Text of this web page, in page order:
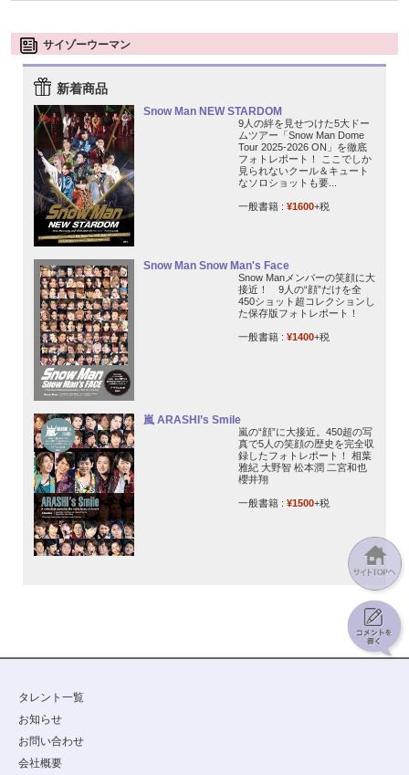
サイゾーウーマン
新着商品
Snow Man NEW STARDOM
9人の絆を見せつけた5大ドー
ムツアー「Snow Man Dome
Tour 2025-2026 ON」を徹底
フォトレポート！ ここでしか
見られないクール＆キュート
なソロショットも要...
一般書籍 : ¥1600+税
Snow Man Snow Man's Face
Snow Manメンバーの笑顔に大
接近！ 9人の“顔”だけを全
450ショット超コレクションし
た保存版フォトレポート！
一般書籍 : ¥1400+税
嵐 ARASHI’s Smile
嵐の“顔”に大接近。450超の写
真で5人の笑顔の歴史を完全収
録したフォトレポート！ 相葉
雅紀 大野智 松本潤 二宮和也
櫻井翔
一般書籍 : ¥1500+税
タレント一覧
お知らせ
お問い合わせ
会社概要